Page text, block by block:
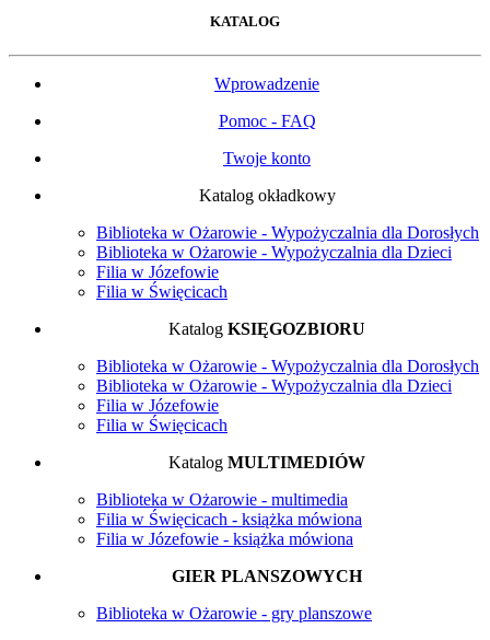
KATALOG
Wprowadzenie
Pomoc - FAQ
Twoje konto
Katalog okładkowy
Biblioteka w Ożarowie - Wypożyczalnia dla Dorosłych
Biblioteka w Ożarowie - Wypożyczalnia dla Dzieci
Filia w Józefowie
Filia w Święcicach
Katalog KSIĘGOZBIORU
Biblioteka w Ożarowie - Wypożyczalnia dla Dorosłych
Biblioteka w Ożarowie - Wypożyczalnia dla Dzieci
Filia w Józefowie
Filia w Święcicach
Katalog MULTIMEDIÓW
Biblioteka w Ożarowie - multimedia
Filia w Święcicach - książka mówiona
Filia w Józefowie - książka mówiona
GIER PLANSZOWYCH
Biblioteka w Ożarowie - gry planszowe